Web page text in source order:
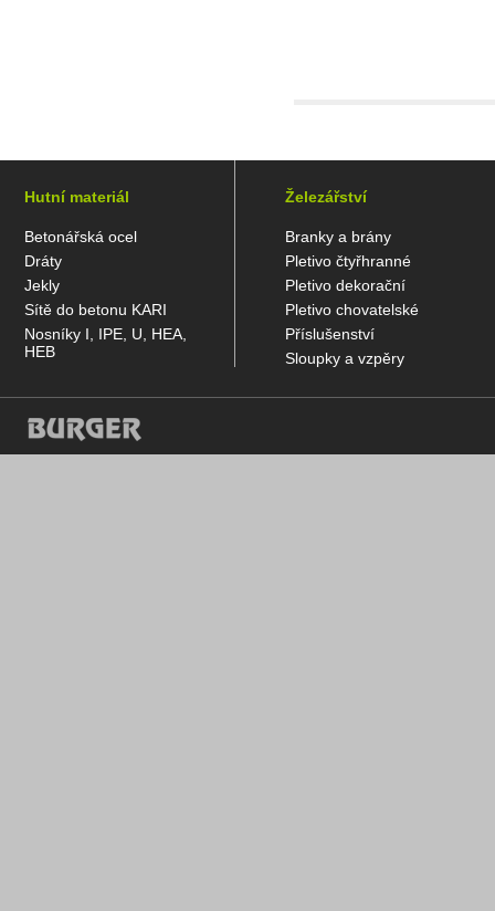
Hutní materiál
Betonářská ocel
Dráty
Jekly
Sítě do betonu KARI
Nosníky I, IPE, U, HEA,
HEB
Železářství
Branky a brány
Pletivo čtyřhranné
Pletivo dekorační
Pletivo chovatelské
Příslušenství
Sloupky a vzpěry